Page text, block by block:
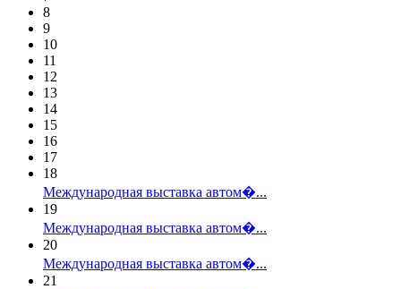
8
9
10
11
12
13
14
15
16
17
18
Международная выставка автом�...
19
Международная выставка автом�...
20
Международная выставка автом�...
21